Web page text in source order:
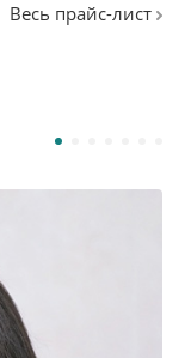
Весь прайс-лист